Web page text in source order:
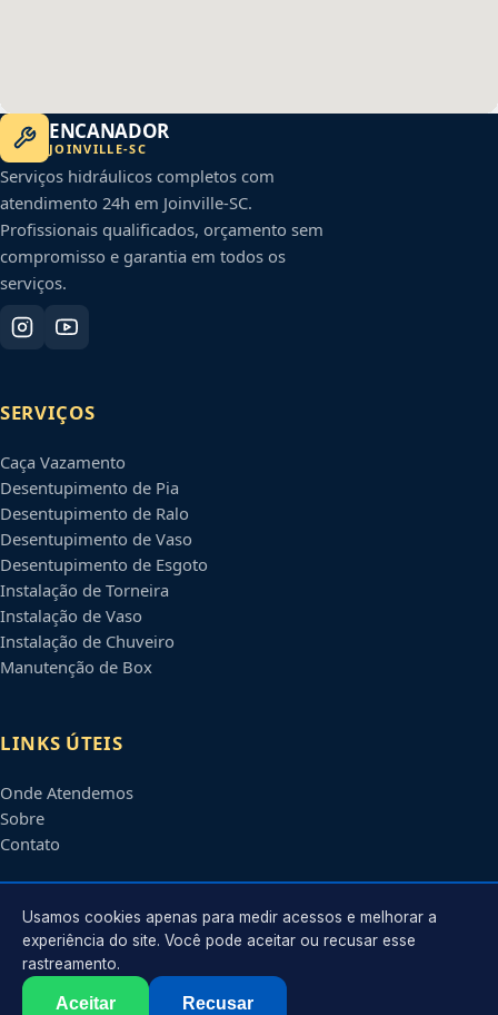
ENCANADOR
JOINVILLE-SC
Serviços hidráulicos completos com
atendimento 24h em Joinville-SC.
Profissionais qualificados, orçamento sem
compromisso e garantia em todos os
serviços.
SERVIÇOS
Caça Vazamento
Desentupimento de Pia
Desentupimento de Ralo
Desentupimento de Vaso
Desentupimento de Esgoto
Instalação de Torneira
Instalação de Vaso
Instalação de Chuveiro
Manutenção de Box
LINKS ÚTEIS
Onde Atendemos
Sobre
Contato
CONTATO
Atendimento em
contato@encanadoremjoinville.com.br
Usamos cookies apenas para medir acessos e melhorar a
experiência do site. Você pode aceitar ou recusar esse
rastreamento.
Aceitar Recusar